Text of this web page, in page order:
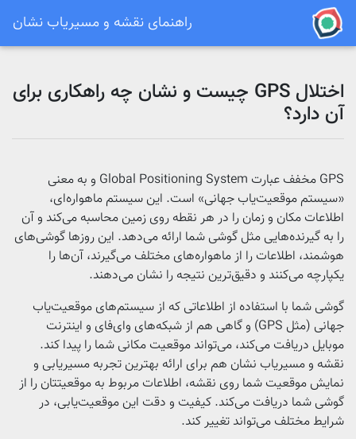
راهنمای نقشه و مسیریاب نشان
اختلال GPS چیست و نشان چه راهکاری برای
آن دارد؟
GPS مخفف عبارت Global Positioning System و به‌ معنی
«سیستم موقعیت‌یاب جهانی» است. این سیستم ماهواره‌ای،
اطلاعات مکان و زمان را در هر نقطه روی زمین محاسبه می‌کند و آن
را به گیرنده‌هایی مثل گوشی شما ارائه می‌دهد. این روزها گوشی‌های
هوشمند، اطلاعات را از ماهواره‌های مختلف می‌گیرند، آن‌ها را
یکپارچه می‌کنند و دقیق‌ترین نتیجه را نشان می‌دهند.
گوشی شما با استفاده از اطلاعاتی که از سیستم‌های موقعیت‌یاب
جهانی (مثل GPS) و گاهی هم از شبکه‌های وای‌فای و اینترنت
موبایل دریافت می‌کند، می‌تواند موقعیت مکانی شما را پیدا کند.
نقشه و مسیریاب نشان هم برای ارائه‌ بهترین تجربه‌ مسیریابی و
نمایش موقعیت شما روی نقشه، اطلاعات مربوط به موقعیتتان را از
گوشی شما دریافت می‌کند. کیفیت و دقت این موقعیت‌یابی، در
شرایط مختلف می‌تواند تغییر کند.